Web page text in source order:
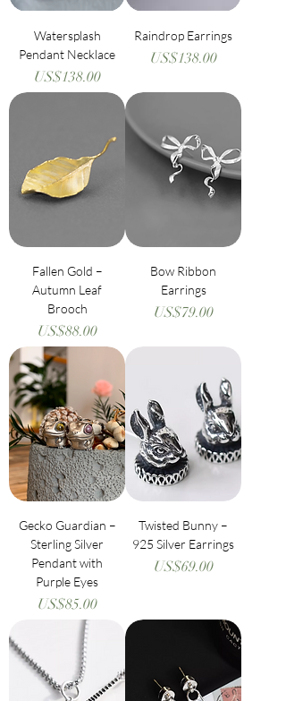
Watersplash
Pendant Necklace
價格
US$138.00
Raindrop Earrings
價格
US$138.00
Fallen Gold –
Autumn Leaf
Brooch
價格
US$88.00
Bow Ribbon
Earrings
價格
US$79.00
Gecko Guardian –
Sterling Silver
Pendant with
Purple Eyes
價格
US$85.00
Twisted Bunny –
925 Silver Earrings
價格
US$69.00